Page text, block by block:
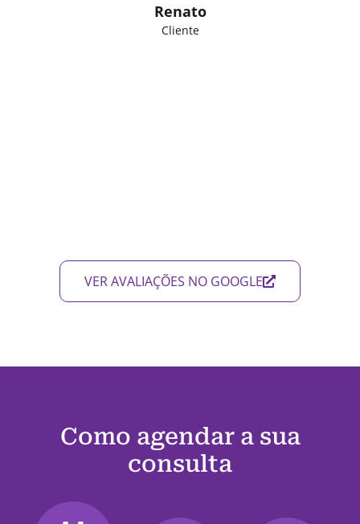
Renato
Cliente
VER AVALIAÇÕES NO GOOGLE
Como agendar a sua
consulta